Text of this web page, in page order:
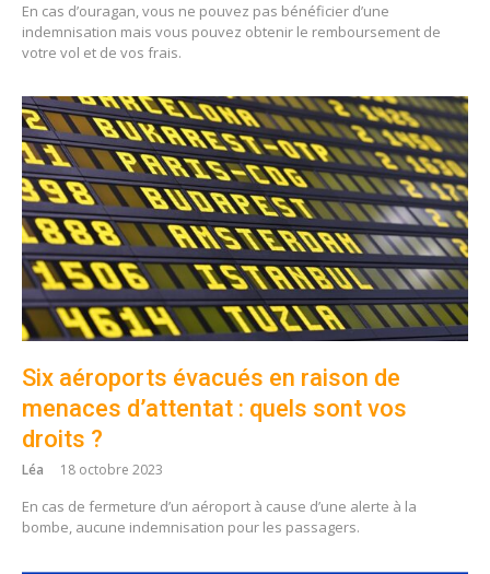
En cas d’ouragan, vous ne pouvez pas bénéficier d’une
indemnisation mais vous pouvez obtenir le remboursement de
votre vol et de vos frais.
Six aéroports évacués en raison de
menaces d’attentat : quels sont vos
droits ?
Léa 18 octobre 2023
En cas de fermeture d’un aéroport à cause d’une alerte à la
bombe, aucune indemnisation pour les passagers.